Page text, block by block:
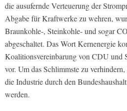
die ausufernde Verteuerung der
Abgabe für Kraftwerke zu wehren,
Braunkohle-, Steinkohle- und sogar
abgeschaltet. Das Wort Kernenergie
Koalitionsvereinbarung von CDU und
vor. Um das Schlimmste zu
die Industrie durch den
werden.